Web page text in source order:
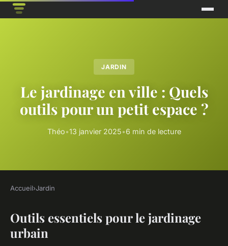
JARDIN
Le jardinage en ville : Quels
outils pour un petit espace ?
Théo•13 janvier 2025•6 min de lecture
Accueil›Jardin
Outils essentiels pour le jardinage
urbain